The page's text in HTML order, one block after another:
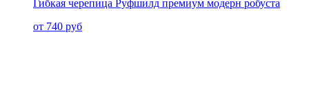
Гибкая черепица Руфшилд премиум модерн робуста
от 740 руб